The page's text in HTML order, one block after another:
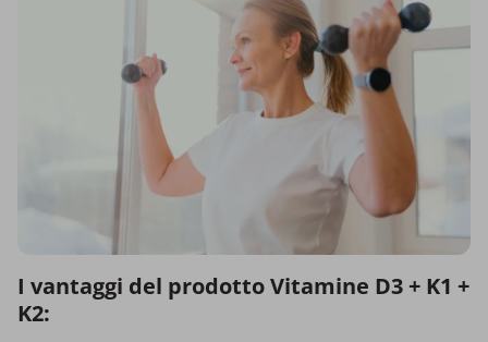
I vantaggi del prodotto Vitamine D3 + K1 +
K2: